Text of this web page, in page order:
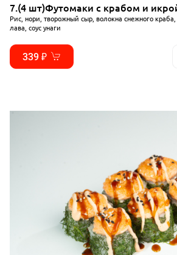
7.(4 шт)Футомаки с крабом и
Рис, нори, творожный сыр, волокна снежного краба,
лава, соус унаги
339 ₽